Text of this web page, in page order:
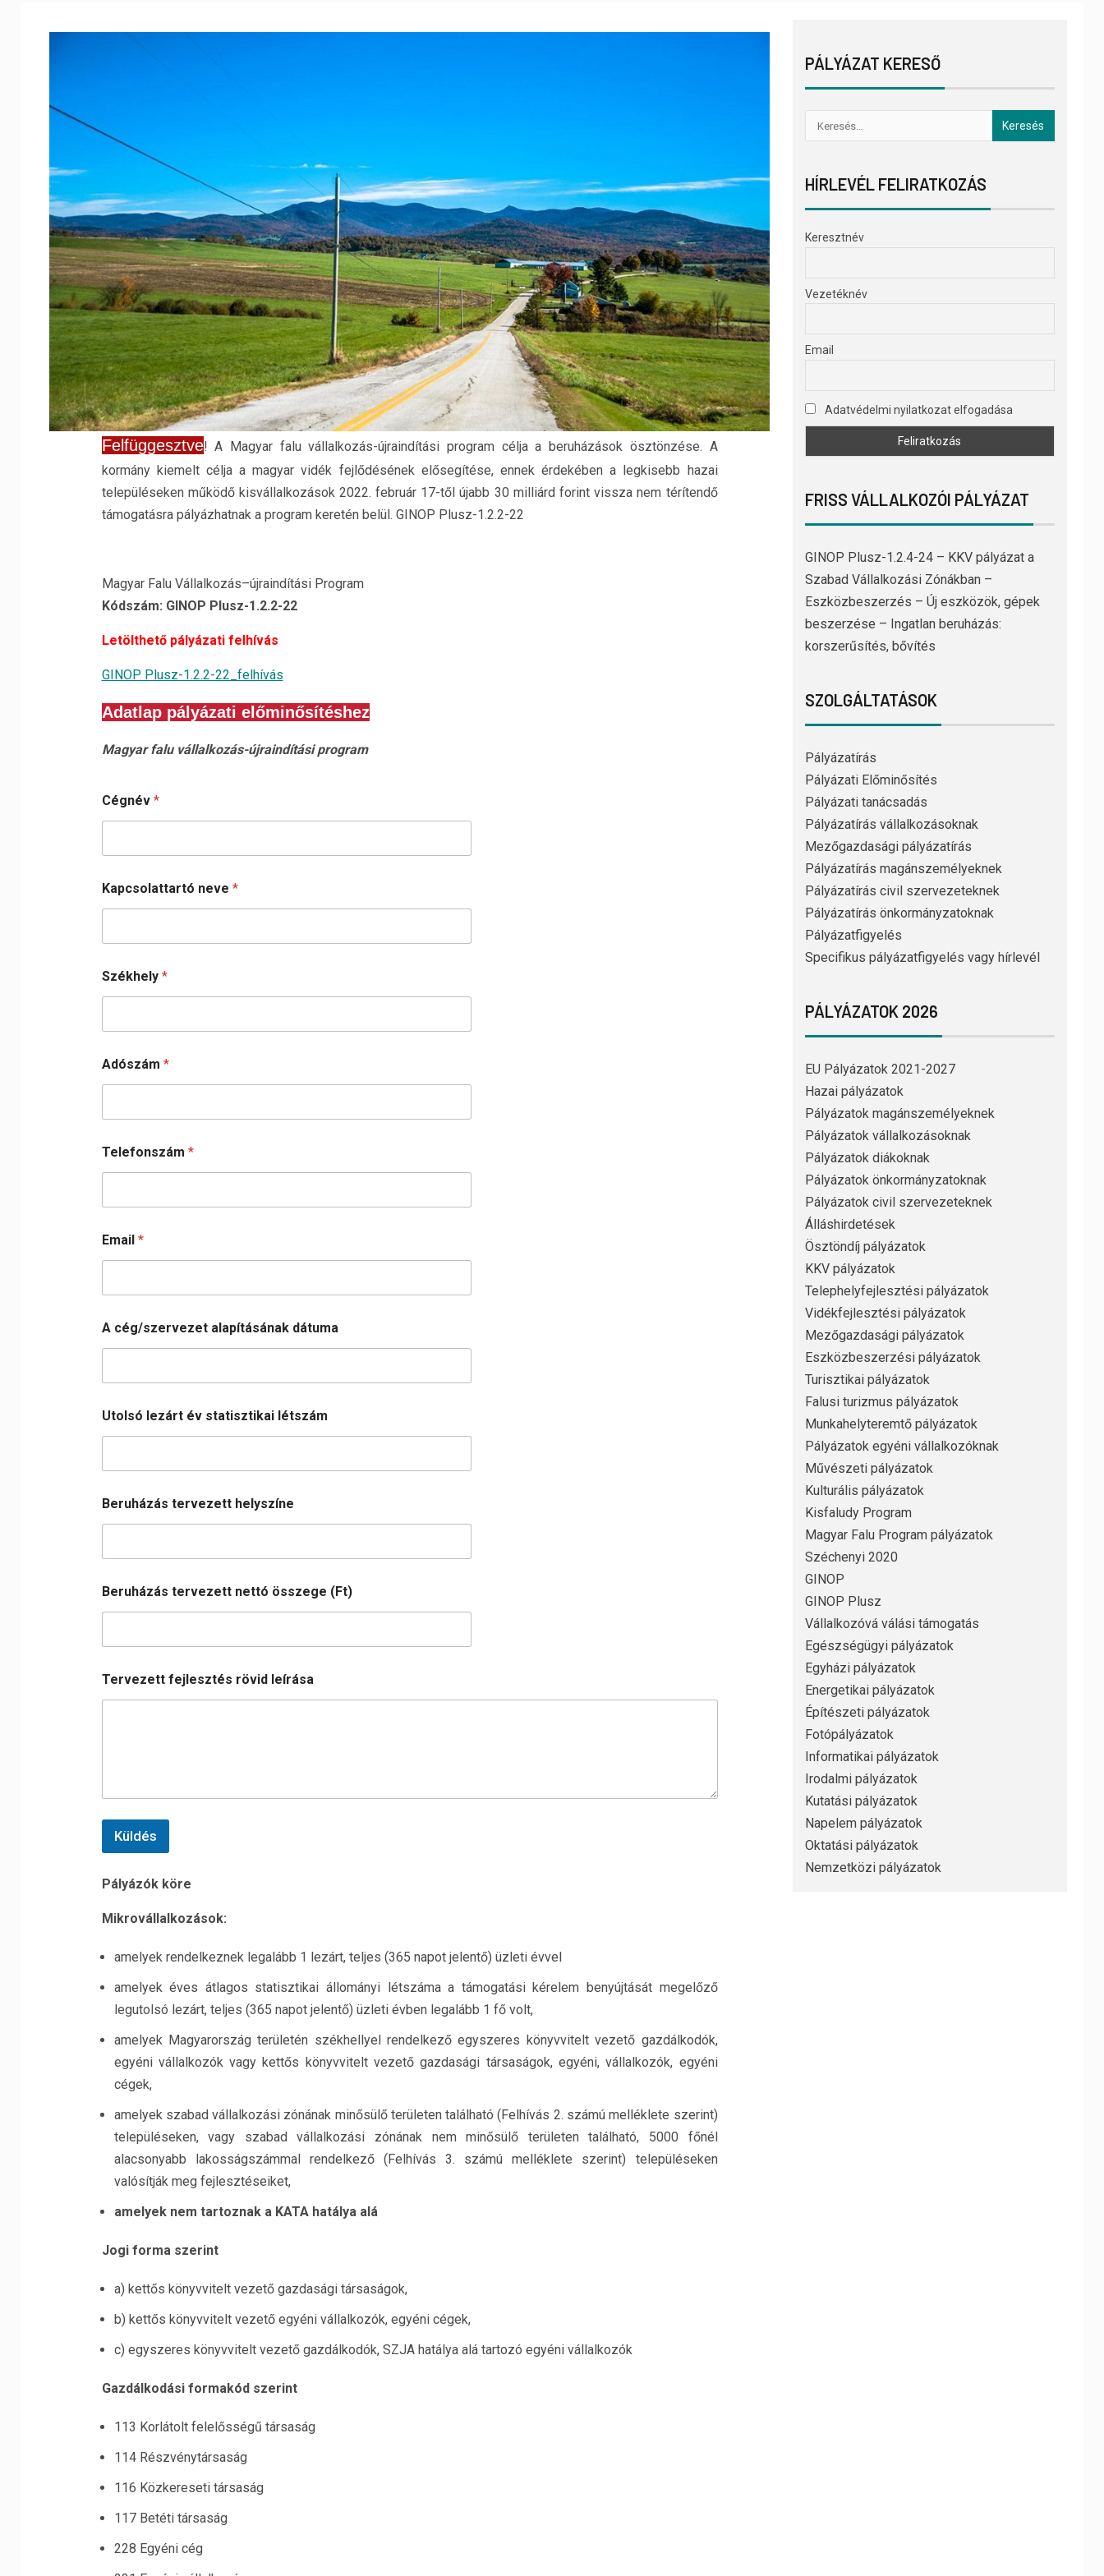
Felfüggesztve! A Magyar falu vállalkozás-újraindítási program célja a beruházások ösztönzése. A
kormány kiemelt célja a magyar vidék fejlődésének elősegítése, ennek érdekében a legkisebb hazai
településeken működő kisvállalkozások 2022. február 17-től újabb 30 milliárd forint vissza nem térítendő
támogatásra pályázhatnak a program keretén belül. GINOP Plusz-1.2.2-22
Magyar Falu Vállalkozás–újraindítási Program
Kódszám: GINOP Plusz-1.2.2-22
Letölthető pályázati felhívás
GINOP Plusz-1.2.2-22_felhívás
Adatlap pályázati előminősítéshez
Magyar falu vállalkozás-újraindítási program
Cégnév *
Kapcsolattartó neve *
Székhely *
Adószám *
Telefonszám *
Email *
A cég/szervezet alapításának dátuma
Utolsó lezárt év statisztikai létszám
Beruházás tervezett helyszíne
Beruházás tervezett nettó összege (Ft)
Tervezett fejlesztés rövid leírása
Küldés
Pályázók köre
Mikrovállalkozások:
amelyek rendelkeznek legalább 1 lezárt, teljes (365 napot jelentő) üzleti évvel
amelyek éves átlagos statisztikai állományi létszáma a támogatási kérelem benyújtását megelőző
legutolsó lezárt, teljes (365 napot jelentő) üzleti évben legalább 1 fő volt,
amelyek Magyarország területén székhellyel rendelkező egyszeres könyvvitelt vezető gazdálkodók,
egyéni vállalkozók vagy kettős könyvvitelt vezető gazdasági társaságok, egyéni,vállalkozók, egyéni
cégek,
amelyek szabad vállalkozási zónának minősülő területen található (Felhívás 2. számú melléklete szerint)
településeken, vagy
szabad vállalkozási zónának nem minősülő területen található, 5000
főnél
alacsonyabb lakosságszámmal rendelkező (Felhívás 3. számú melléklete szerint)
településeken
valósítják meg fejlesztéseiket,
amelyek nem tartoznak a KATA hatálya alá
Jogi forma szerint
a) kettős könyvvitelt vezető gazdasági társaságok,
b) kettős könyvvitelt vezető egyéni vállalkozók, egyéni cégek,
c) egyszeres könyvvitelt vezető gazdálkodók, SZJA hatálya alá tartozó egyéni vállalkozók
Gazdálkodási formakód szerint
113 Korlátolt felelősségű társaság
114 Részvénytársaság
116 Közkereseti társaság
117Betéti társaság
228 Egyéni cég
PÁLYÁZAT KERESŐ
HÍRLEVÉL FELIRATKOZÁS
Keresztnév
Vezetéknév
Email
Adatvédelmi nyilatkozat elfogadása
FRISS VÁLLALKOZÓI PÁLYÁZAT
GINOP Plusz-1.2.4-24 – KKV pályázat a
Szabad Vállalkozási Zónákban –
Eszközbeszerzés – Új eszközök, gépek
beszerzése – Ingatlan beruházás:
korszerűsítés, bővítés
SZOLGÁLTATÁSOK
Pályázatírás
Pályázati Előminősítés
Pályázati tanácsadás
Pályázatírás vállalkozásoknak
Mezőgazdasági pályázatírás
Pályázatírás magánszemélyeknek
Pályázatírás civil szervezeteknek
Pályázatírás önkormányzatoknak
Pályázatfigyelés
Specifikus pályázatfigyelés vagy hírlevél
PÁLYÁZATOK 2026
EU Pályázatok 2021-2027
Hazai pályázatok
Pályázatok magánszemélyeknek
Pályázatok vállalkozásoknak
Pályázatok diákoknak
Pályázatok önkormányzatoknak
Pályázatok civil szervezeteknek
Álláshirdetések
Ösztöndíj pályázatok
KKV pályázatok
Telephelyfejlesztési pályázatok
Vidékfejlesztési pályázatok
Mezőgazdasági pályázatok
Eszközbeszerzési pályázatok
Turisztikai pályázatok
Falusi turizmus pályázatok
Munkahelyteremtő pályázatok
Pályázatok egyéni vállalkozóknak
Művészeti pályázatok
Kulturális pályázatok
Kisfaludy Program
Magyar Falu Program pályázatok
Széchenyi 2020
GINOP
GINOP Plusz
Vállalkozóvá válási támogatás
Egészségügyi pályázatok
Egyházi pályázatok
Energetikai pályázatok
Építészeti pályázatok
Fotópályázatok
Informatikai pályázatok
Irodalmi pályázatok
Kutatási pályázatok
Napelem pályázatok
Oktatási pályázatok
Nemzetközi pályázatok